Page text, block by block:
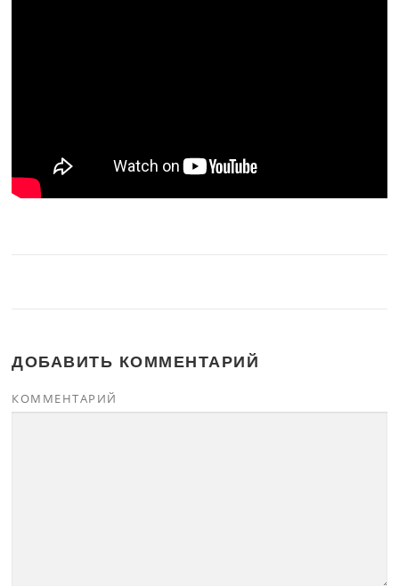
ДОБАВИТЬ КОММЕНТАРИЙ
КОММЕНТАРИЙ